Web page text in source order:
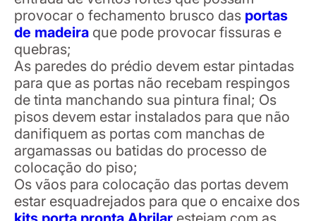
provocar o fechamento brusco das portas
de madeira que pode provocar fissuras e
quebras;
As paredes do prédio devem estar pintadas
para que as portas não recebam respingos
de tinta manchando sua pintura final; Os
pisos devem estar instalados para que não
danifiquem as portas com manchas de
argamassas ou batidas do processo de
colocação do piso;
Os vãos para colocação das portas devem
estar esquadrejados para que o encaixe dos